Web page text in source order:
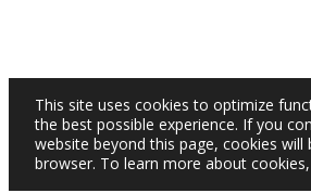
This site uses cookies to optimize
the best possible experience. If you
website beyond this page, cookies will
browser. To learn more about cookies,